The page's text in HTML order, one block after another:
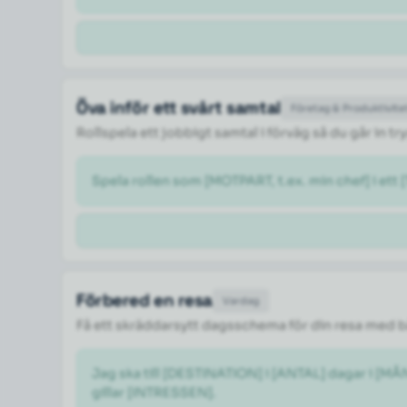
Företag &
Öva inför ett svårt samtal
Rollspela ett jobbigt samtal i förväg så du går in
Spela rollen som [MOTPART, t.ex. min chef] i
Vardag
Förbered en resa
Få ett skräddarsytt dagsschema för din resa
Jag ska till [DESTINATION] i [ANTAL] dagar i
gillar [INTRESSEN].